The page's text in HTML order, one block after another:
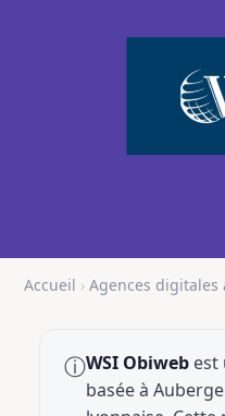
Accueil › Agences digitales
ⓘWSI Obiweb est
basée à